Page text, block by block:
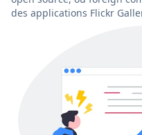
des applications Flickr